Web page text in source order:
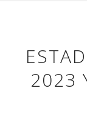
2023